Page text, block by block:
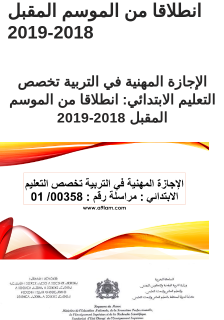
انطلاقا من الموسم المقبل
2018-2019
الإجازة المهنية في التربية تخصص
التعليم الابتدائي: انطلاقا من الموسم
المقبل 2018-2019